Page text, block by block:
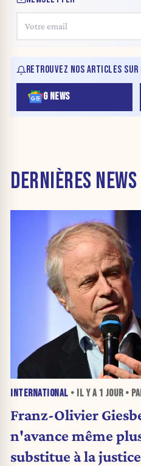
RETROUVEZ NOS ARTICLES SUR
G NEWS
DERNIÈRES
INTERNATIONAL • IL Y A 1 JOUR•
Franz-Olivier
n'avance même
substitue à la